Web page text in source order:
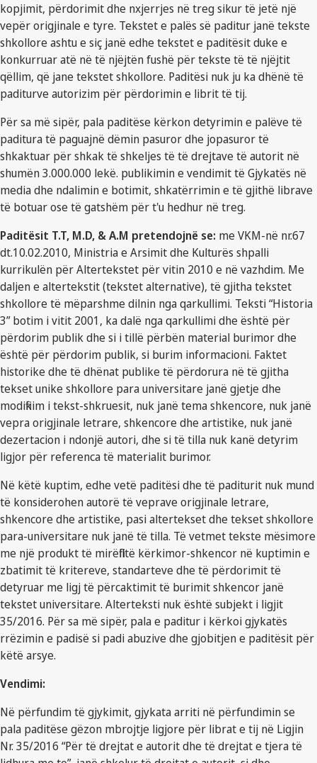
kopjimit, përdorimit dhe nxjerrjes në treg sikur të jetë një
vepër origjinale e tyre. Tekstet e palës së paditur janë tekste
shkollore ashtu e siç janë edhe tekstet e paditësit duke e
konkurruar atë në të njëjtën fushë për tekste të të njëjtit
qëllim, që jane tekstet shkollore. Paditësi nuk ju ka dhënë të
paditurve autorizim për përdorimin e librit të tij.
Për sa më sipër, pala paditëse kërkon detyrimin e palëve të
paditura të paguajnë dëmin pasuror dhe jopasuror të
shkaktuar për shkak të shkeljes të të drejtave të autorit në
shumën 3.000.000 lekë. publikimin e vendimit të Gjykatës në
media dhe ndalimin e botimit, shkatërrimin e të gjithë librave
të botuar ose të gatshëm për t'u hedhur në treg.
Paditësit T.T, M.D, & A.M pretendojnë se: me VKM-në nr.67
dt.10.02.2010, Ministria e Arsimit dhe Kulturës shpalli
kurrikulën për Altertekstet për vitin 2010 e në vazhdim. Me
daljen e altertekstit (tekstet alternative), të gjitha tekstet
shkollore të mëparshme dilnin nga qarkullimi. Teksti “Historia
3” botim i vitit 2001, ka dalë nga qarkullimi dhe është për
përdorim publik dhe si i tillë përbën material burimor dhe
është për përdorim publik, si burim informacioni. Faktet
historike dhe të dhënat publike të përdorura në të gjitha
tekset unike shkollore para universitare janë gjetje dhe
modifikim i tekst-shkruesit, nuk janë tema shkencore, nuk janë
vepra origjinale letrare, shkencore dhe artistike, nuk janë
dezertacion i ndonjë autori, dhe si të tilla nuk kanë detyrim
ligjor për referenca të materialit burimor.
Në këtë kuptim, edhe vetë paditësi dhe të paditurit nuk mund
të konsiderohen autorë të veprave origjinale letrare,
shkencore dhe artistike, pasi altertekset dhe tekset shkollore
para-universitare nuk janë të tilla. Të vetmet tekste mësimore
me një produkt të mirëfilltë kërkimor-shkencor në kuptimin e
zbatimit të kritereve, standarteve dhe të përdorimit të
detyruar me ligj të përcaktimit të burimit shkencor janë
tekstet universitare. Alterteksti nuk është subjekt i ligjit
35/2016. Për sa më sipër, pala e paditur i kërkoi gjykatës
rrëzimin e padisë si padi abuzive dhe gjobitjen e paditësit për
këtë arsye.
Vendimi:
Në përfundim të gjykimit, gjykata arriti në përfundimin se
pala paditëse gëzon mbrojtje ligjore për librat e tij në Ligjin
Nr. 35/2016 “Për të drejtat e autorit dhe të drejtat e tjera të